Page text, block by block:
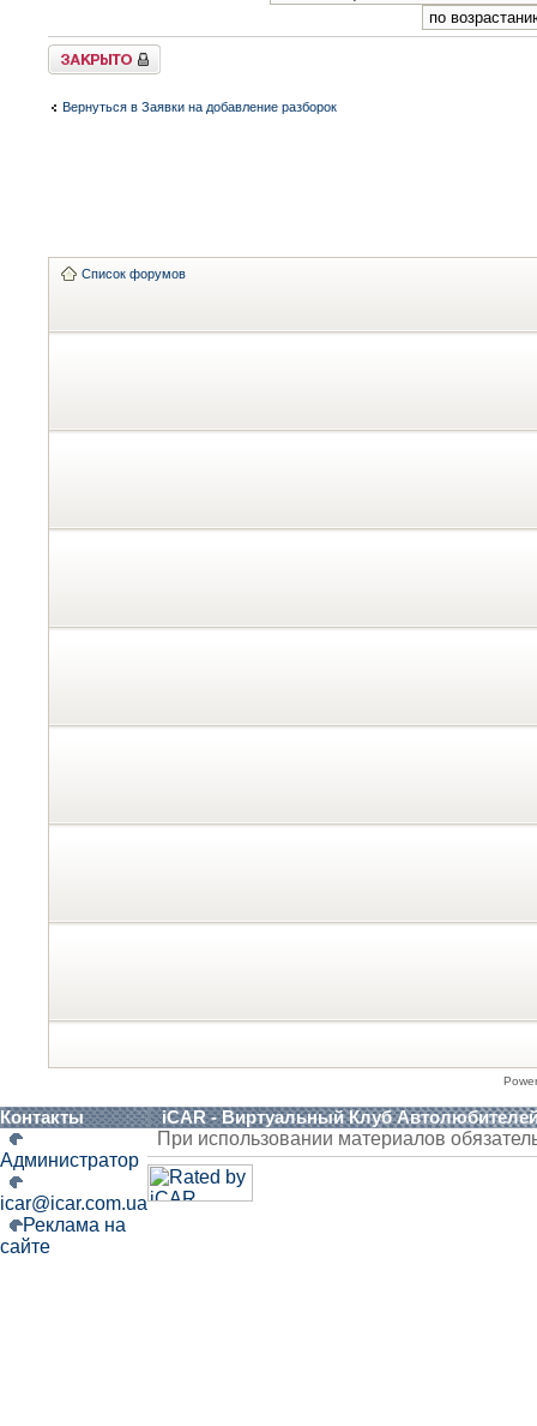
Закрыто
Вернуться в Заявки на добавление разборок
Список форумов
Контакты iCAR - Виртуальный Клуб
Администратор
icar@icar.com.ua
Реклама на
сайте
При использовании материалов